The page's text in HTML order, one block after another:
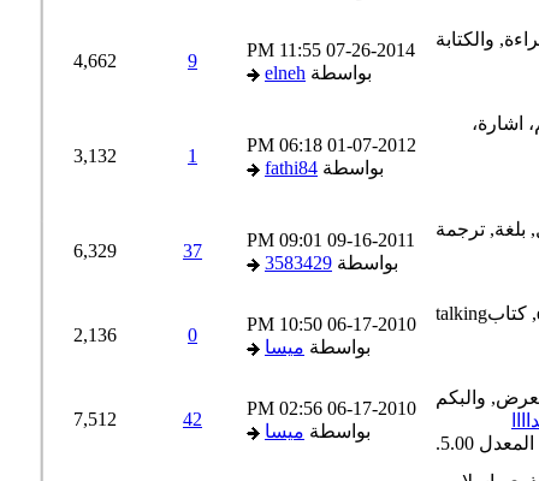
07-26-2014
11:55 PM
بواسطةelneh
4,662
01-07-2012
06:18 PM
بواسطةfathi84
3,132
09-16-2011
09:01 PM
بواسطة3583429
37
6,329
06-17-2010
10:50 PM
بواسطةميسا
2,136
06-17-2010
02:56 PM
بواسطةميسا
42
7,512